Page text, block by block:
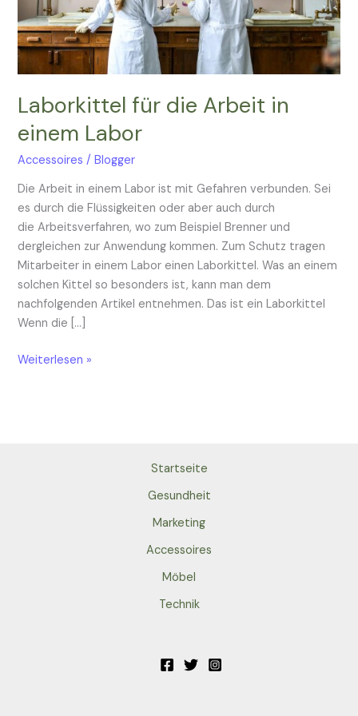
Laborkittel für die Arbeit in
einem Labor
Accessoires /Blogger
Die Arbeit in einem Labor ist mit Gefahren verbunden. Sei
es durch die Flüssigkeiten oder aber auch durch
die Arbeitsverfahren, wo zum Beispiel Brenner und
dergleichen zur Anwendung kommen. Zum Schutz tragen
Mitarbeiter in einem Labor einen Laborkittel. Was an einem
solchen Kittel so besonders ist, kann man dem
nachfolgenden Artikel entnehmen. Das ist ein Laborkittel
Wenn die […]
Weiterlesen »
Startseite
Gesundheit
Marketing
Accessoires
Möbel
Technik